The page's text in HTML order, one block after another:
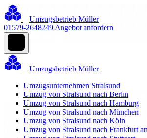
Umzugsbetrieb Müller
01579-2648249 Angebot anfordern
Umzugsbetrieb Müller
Umzugsunternehmen Stralsund
Umzug von Stralsund nach Berlin
Umzug von Stralsund nach Hamburg
Umzug von Stralsund nach München
Umzug von Stralsund nach Köln
Umzug von Stralsund nach Frankfurt